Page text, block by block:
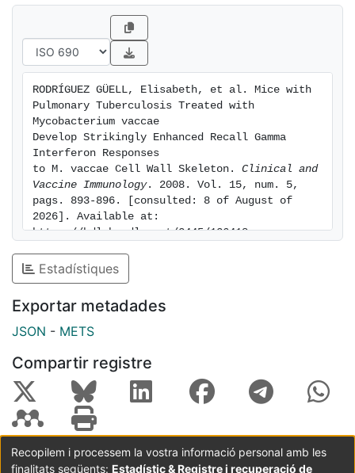
RODRÍGUEZ GÜELL, Elisabeth, et al. Mice with
Pulmonary Tuberculosis Treated with
Mycobacterium vaccae
Develop Strikingly Enhanced Recall Gamma
Interferon Responses
to M. vaccae Cell Wall Skeleton. Clinical and
Vaccine Immunology. 2008. Vol. 15, num. 5,
pags. 893-896. [consulted: 8 of August of
2026]. Available at:
https://hdl.handle.net/2445/126418
Estadístiques
Exportar metadades
JSON - METS
Compartir registre
Coordinació:CRAI UB Avís legal Metadades
Recopilem i processem la vostra informació personal amb les
finalitats següents: Estadístic & Registre i recuperació de